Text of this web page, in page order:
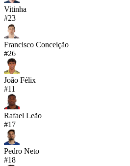
Vitinha
#23
Francisco Conceição
#26
João Félix
#11
Rafael Leão
#17
Pedro Neto
#18